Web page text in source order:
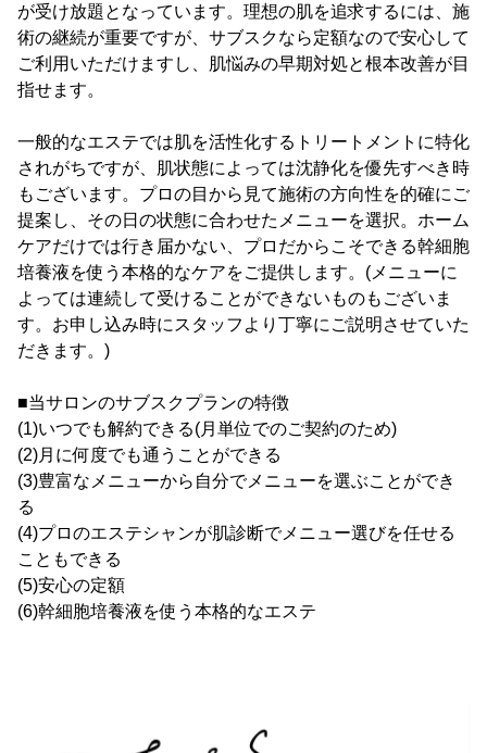
が受け放題となっています。理想の肌を追求するには、施
術の継続が重要ですが、サブスクなら定額なので安心して
ご利用いただけますし、肌悩みの早期対処と根本改善が目
指せます。
一般的なエステでは肌を活性化するトリートメントに特化
されがちですが、肌状態によっては沈静化を優先すべき時
もございます。プロの目から見て施術の方向性を的確にご
提案し、その日の状態に合わせたメニューを選択。ホーム
ケアだけでは行き届かない、プロだからこそできる幹細胞
培養液を使う本格的なケアをご提供します。(メニューに
よっては連続して受けることができないものもございま
す。お申し込み時にスタッフより丁寧にご説明させていた
だきます。)
■当サロンのサブスクプランの特徴
(1)いつでも解約できる(月単位でのご契約のため)
(2)月に何度でも通うことができる
(3)豊富なメニューから自分でメニューを選ぶことができ
る
(4)プロのエステシャンが肌診断でメニュー選びを任せる
こともできる
(5)安心の定額
(6)幹細胞培養液を使う本格的なエステ